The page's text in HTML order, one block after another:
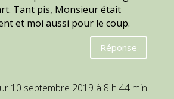
Tant pis, Monsieur était
et moi aussi pour le coup.
Réponse
10 septembre 2019 à 8 h 44 min